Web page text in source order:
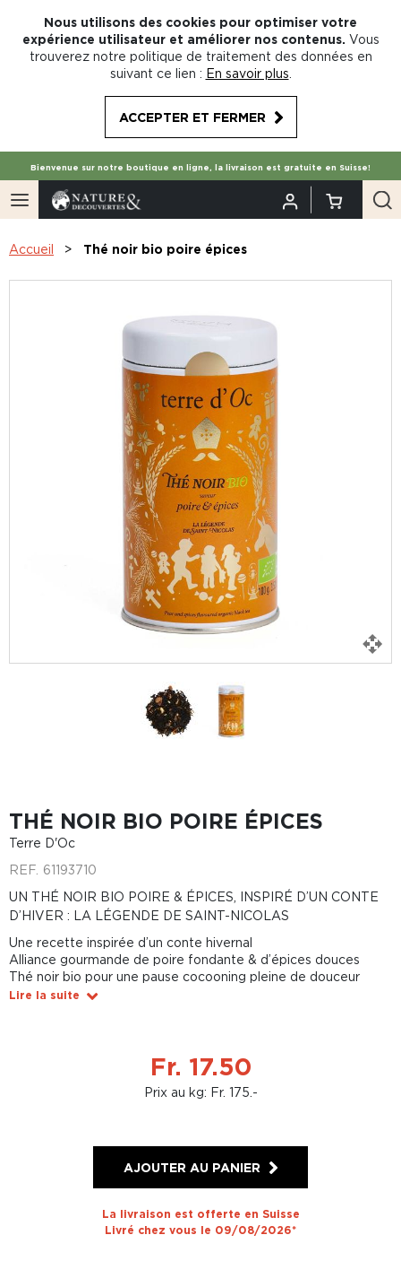
Nous utilisons des cookies pour optimiser votre
expérience utilisateur et améliorer nos contenus. Vous
trouverez notre politique de traitement des données en
suivant ce lien : En savoir plus
ACCEPTER ET FERMER
Bienvenue sur notre boutique en ligne, la livraison est gratuite en Suisse!
Accueil Thé noir bio poire épices
THÉ NOIR BIO POIRE ÉPICES
Terre D'Oc
REF. 61193710
UN THÉ NOIR BIO POIRE & ÉPICES, INSPIRÉ D’UN CONTE
D’HIVER : LA LÉGENDE DE SAINT-NICOLAS
Une recette inspirée d’un conte hivernal
Alliance gourmande de poire fondante & d’épices douces
Thé noir bio pour une pause cocooning pleine de douceur
Lire la suite
Fr. 17.50
Prix au kg: Fr. 175.-
AJOUTER AU PANIER
La livraison est offerte en Suisse
Livré chez vous le 09/08/2026*